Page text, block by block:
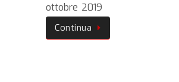
ottobre 2019
Continua